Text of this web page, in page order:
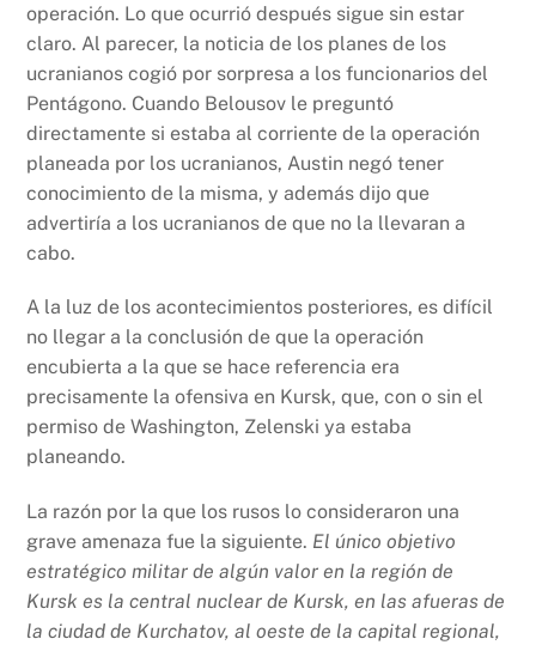
operación. Lo que ocurrió después sigue sin estar
claro. Al parecer, la noticia de los planes de los
ucranianos cogió por sorpresa a los funcionarios del
Pentágono. Cuando Belousov le preguntó
directamente si estaba al corriente de la operación
planeada por los ucranianos, Austin negó tener
conocimiento de la misma, y además dijo que
advertiría a los ucranianos de que no la llevaran a
cabo.
A la luz de los acontecimientos posteriores, es difícil
no llegar a la conclusión de que la operación
encubierta a la que se hace referencia era
precisamente la ofensiva en Kursk, que, con o sin el
permiso de Washington, Zelenski ya estaba
planeando.
La razón por la que los rusos lo consideraron una
grave amenaza fue la siguiente. El único objetivo
estratégico militar de algún valor en la región de
Kursk es la central nuclear de Kursk, en las afueras de
la ciudad de Kurchatov, al oeste de la capital regional,